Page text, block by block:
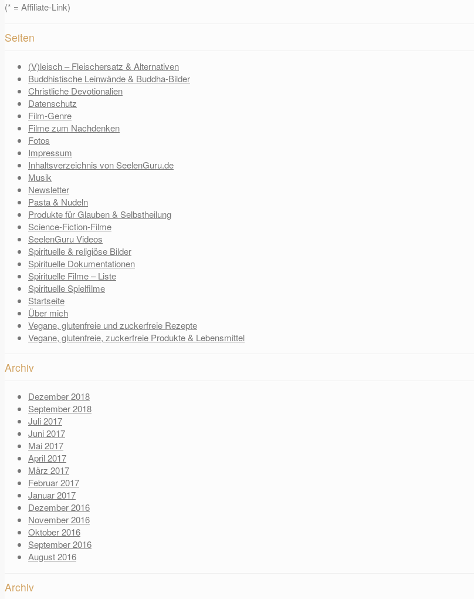
(* = Affiliate-Link)
Seiten
(V)leisch – Fleischersatz & Alternativen
Buddhistische Leinwände & Buddha-Bilder
Christliche Devotionalien
Datenschutz
Film-Genre
Filme zum Nachdenken
Fotos
Impressum
Inhaltsverzeichnis von SeelenGuru.de
Musik
Newsletter
Pasta & Nudeln
Produkte für Glauben & Selbstheilung
Science-Fiction-Filme
SeelenGuru Videos
Spirituelle & religiöse Bilder
Spirituelle Dokumentationen
Spirituelle Filme – Liste
Spirituelle Spielfilme
Startseite
Über mich
Vegane, glutenfreie und zuckerfreie Rezepte
Vegane, glutenfreie, zuckerfreie Produkte & Lebensmittel
Archiv
Dezember 2018
September 2018
Juli 2017
Juni 2017
Mai 2017
April 2017
März 2017
Februar 2017
Januar 2017
Dezember 2016
November 2016
Oktober 2016
September 2016
August 2016
Archiv